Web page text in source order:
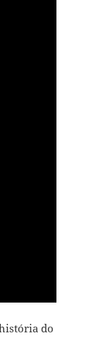
do